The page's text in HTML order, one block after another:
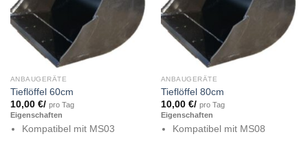
ANBAUGERÄTE
Tieflöffel 60cm
10,00 €/ pro Tag
Eigenschaften
Kompatibel mit MS03
ANBAUGERÄTE
Tieflöffel 80cm
10,00 €/ pro Tag
Eigenschaften
Kompatibel mit MS08